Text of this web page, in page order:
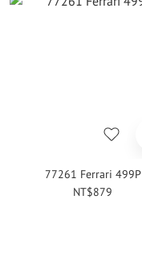
77261 Ferrari 499P
NT$879